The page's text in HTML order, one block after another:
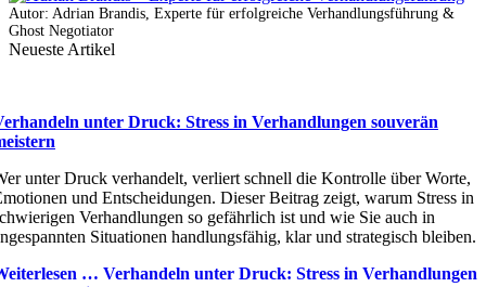
Autor: Adrian Brandis, Experte für erfolgreiche Verhandlungsführung &
Ghost Negotiator
Neueste Artikel
unter Druck: Stress in Verhandlungen souverän
unter Druck verhandelt, verliert schnell die Kontrolle über Worte,
und Entscheidungen. Dieser Beitrag zeigt, warum Stress in
Verhandlungen so gefährlich ist und wie Sie auch in
Situationen handlungsfähig, klar und strategisch bleiben.
… Verhandeln unter Druck: Stress in Verhandlungen